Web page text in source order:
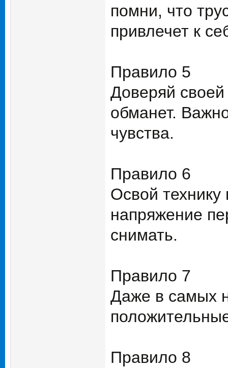
помни, что
привлечет к
Правило 5
Доверяй своей
обманет.
чувства.
Правило 6
Освой
напряжение
снимать.
Правило 7
Даже в самых
Правило 8